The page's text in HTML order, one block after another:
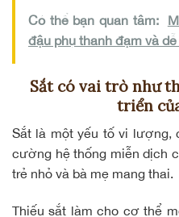
Có thể bạn quan tâm:
đậu phụ thanh đạm và
Sắt có vai trò như
triển
Sắt là một yếu tố vi lượng,
cường hệ thống miễn dịch
trẻ nhỏ và bà mẹ mang thai.
Thiếu sắt làm cho cơ thể